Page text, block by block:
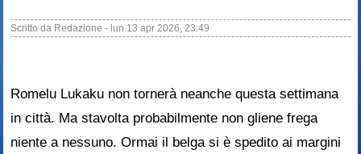
Scritto da Redazione - lun 13 apr 2026, 23:49
Romelu Lukaku non tornerà neanche questa settimana
in città. Ma stavolta probabilmente non gliene frega
niente a nessuno. Ormai il belga si è spedito ai margini